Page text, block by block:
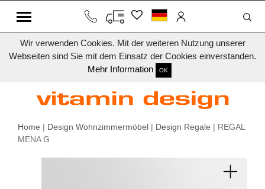
Wir verwenden Cookies. Mit der weiteren Nutzung unserer
Webseiten sind Sie mit dem Einsatz der Cookies einverstanden.
Mehr Information
OK
Home | Design Wohnzimmermöbel | Design Regale | REGAL
MENA G